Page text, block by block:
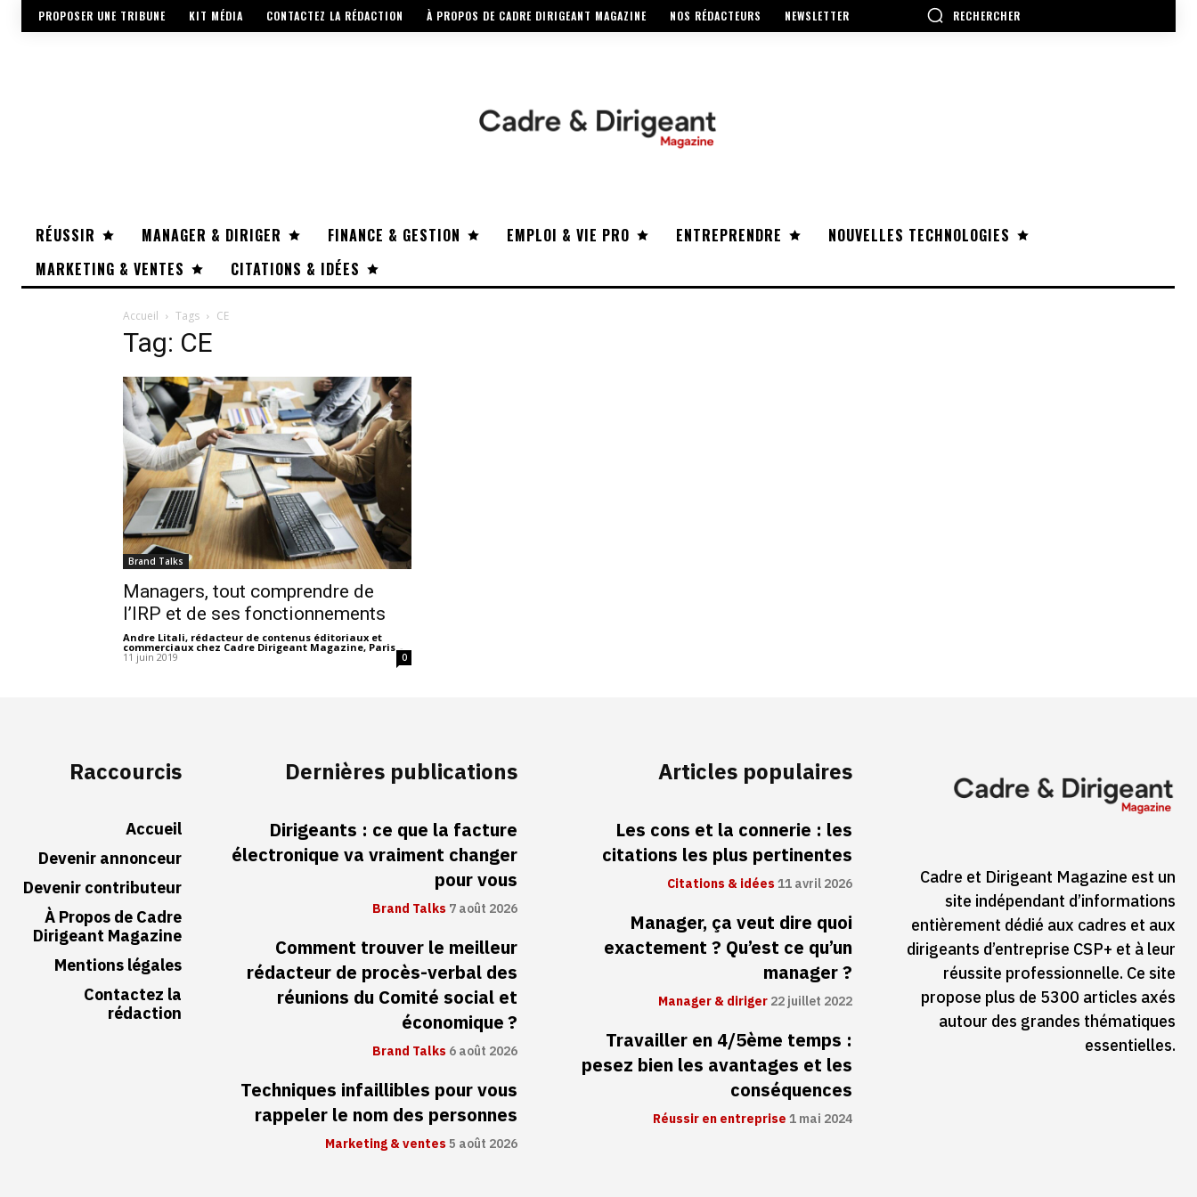
PROPOSER UNE TRIBUNE KIT MÉDIA CONTACTEZ LA RÉDACTION À PROPOS DE CADRE DIRIGEANT MAGAZINE NOS RÉDACTEURS NEWSLETTER RECHERCHER
RÉUSSIR MANAGER & DIRIGER FINANCE & GESTION EMPLOI & VIE PRO ENTREPRENDRE
NOUVELLES TECHNOLOGIES
MARKETING & VENTES
CITATIONS & IDÉES
Accueil Tags CE
Tag: CE
Brand Talks
Managers, tout comprendre de
l’IRP et de ses fonctionnements
Andre Litali, rédacteur de contenus éditoriaux et
commerciaux chez Cadre Dirigeant Magazine, Paris -
11 juin 2019 0
Raccourcis
Accueil
Devenir annonceur
Devenir contributeur
À Propos de Cadre
Dirigeant Magazine
Mentions légales
Contactez la
rédaction
Dernières publications
Dirigeants : ce que la facture
électronique va vraiment changer
pour vous
Brand Talks 7 août 2026
Comment trouver le meilleur
rédacteur de procès-verbal des
réunions du Comité social et
économique ?
Brand Talks 6 août 2026
Techniques infaillibles pour vous
rappeler le nom des personnes
Marketing & ventes5 août 2026
Articles populaires
Les cons et la connerie : les
citations les plus pertinentes
Citations & idées11 avril 2026
Manager, ça veut dire quoi
exactement ? Qu’est ce qu’un
manager ?
Manager & diriger22 juillet 2022
Travailler en 4/5ème temps :
pesez bien les avantages et les
conséquences
Réussir en entreprise1 mai 2024
Cadre et Dirigeant Magazine est un
site indépendant d’informations
entièrement dédié aux cadres et aux
dirigeants d’entreprise CSP+ et à leur
réussite professionnelle. Ce site
propose plus de 5300 articles axés
autour des grandes thématiques
essentielles.